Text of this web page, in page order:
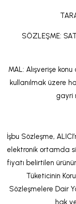
SÖZLEŞME:
MAL: Alışverişe
kullanılmak üzere
gayri
İşbu Sözleşme,
elektronik ortamda
fiyatı belirtilen
Tüketicinin
Sözleşmelere Dair
hak